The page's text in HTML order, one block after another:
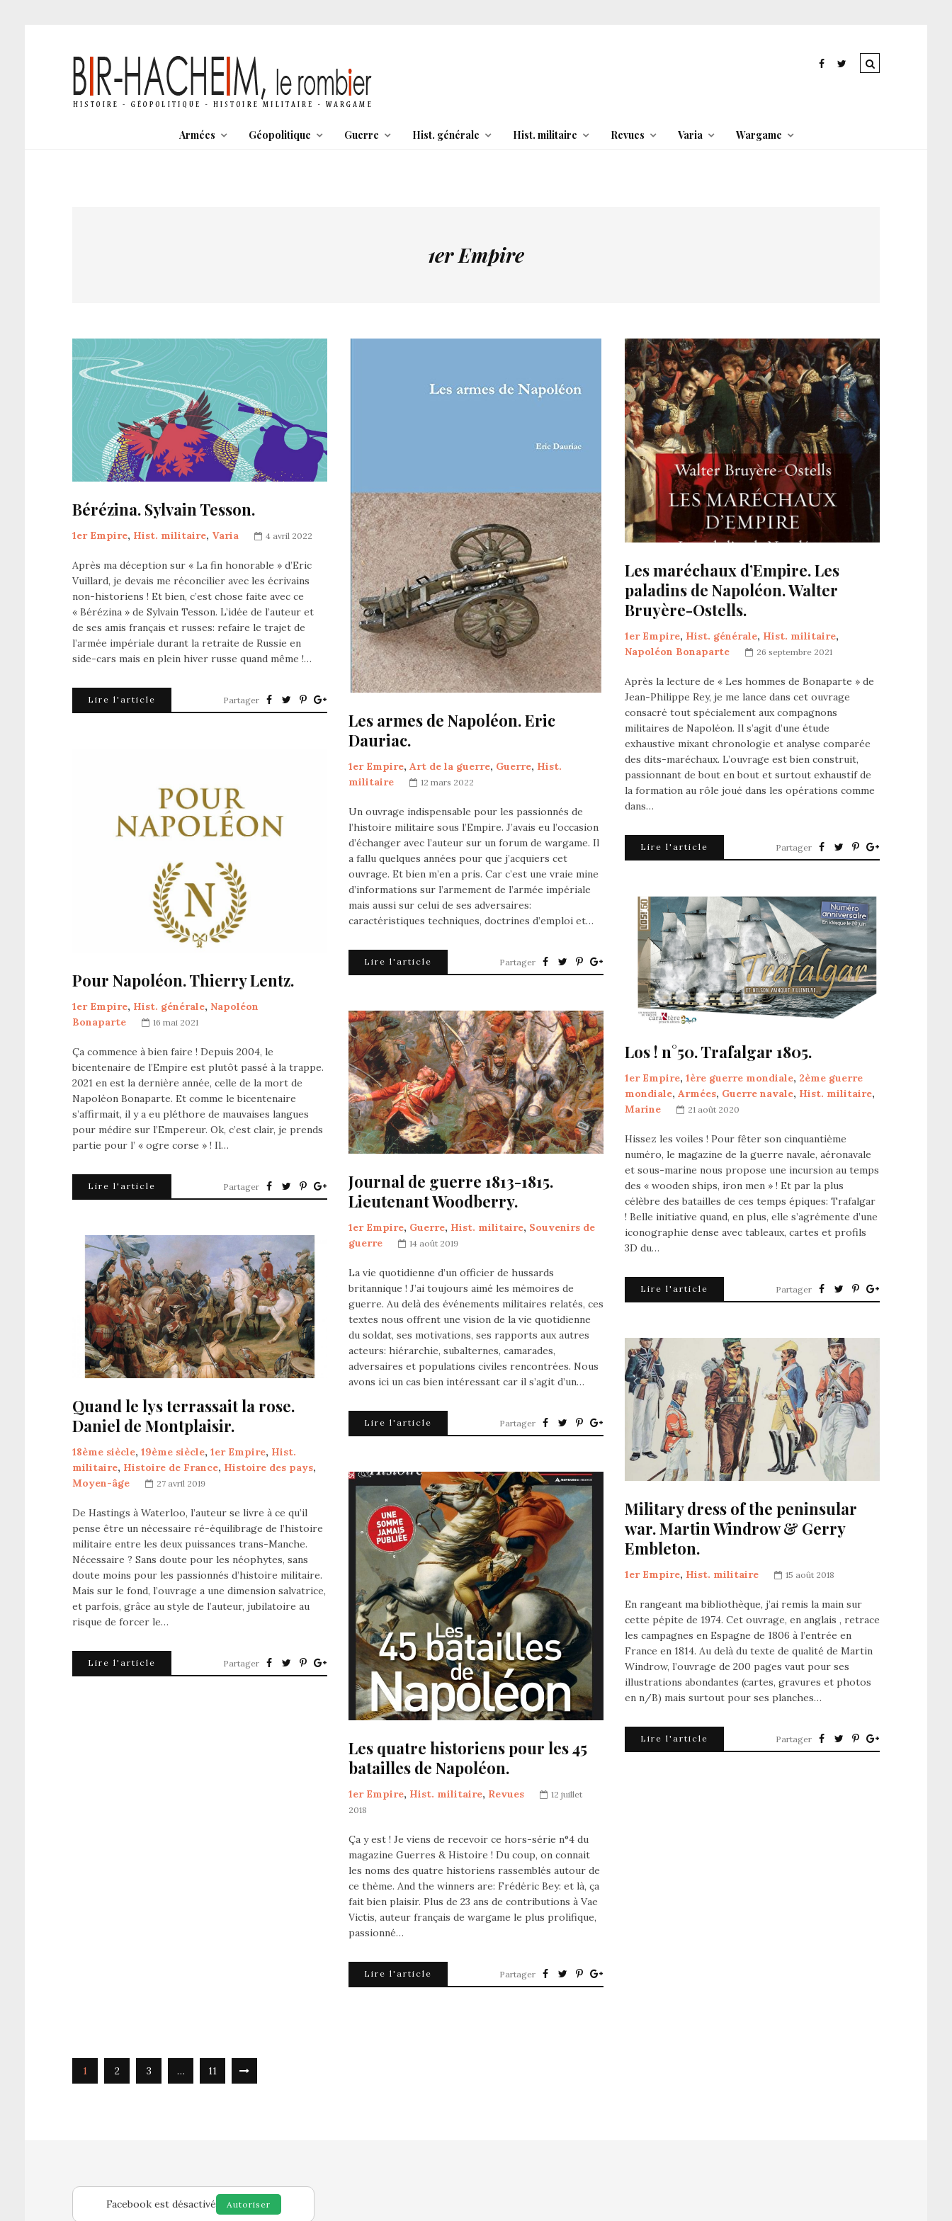
Armées Géopolitique Guerre Hist. générale Hist. militaire Revues Varia Wargame
1er Empire
Bérézina. Sylvain Tesson.
1er Empire, Hist. militaire, Varia 4 avril 2022
Après ma déception sur « La fin honorable » d’Eric
Vuillard, je devais me réconcilier avec les écrivains
non-historiens ! Et bien, c’est chose faite avec ce
« Bérézina » de Sylvain Tesson. L’idée de l’auteur et
de ses amis français et russes: refaire le trajet de
l’armée impériale durant la retraite de Russie en
side-cars mais en plein hiver russe quand même !…
Lire l'article Partager
Les armes de Napoléon. Eric
Dauriac.
1er Empire, Art de la guerre, Guerre, Hist.
militaire
12 mars 2022
Un ouvrage indispensable pour les passionnés de
l’histoire militaire sous l’Empire. J’avais eu l’occasion
d’échanger avec l’auteur sur un forum de wargame. Il
a fallu quelques années pour que j’acquiers cet
ouvrage. Et bien m’en a pris. Car c’est une vraie mine
d’informations sur l’armement de l’armée impériale
mais aussi sur celui de ses adversaires:
caractéristiques techniques, doctrines d’emploi et…
Lire l'article Partager
Les maréchaux d’Empire. Les
paladins de Napoléon. Walter
Bruyère-Ostells.
1er Empire, Hist. générale, Hist. militaire,
Napoléon Bonaparte
26 septembre 2021
Après la lecture de « Les hommes de Bonaparte » de
Jean-Philippe Rey, je me lance dans cet ouvrage
consacré tout spécialement aux compagnons
militaires de Napoléon. Il s’agit d’une étude
exhaustive mixant chronologie et analyse comparée
des dits-maréchaux. L’ouvrage est bien construit,
passionnant de bout en bout et surtout exhaustif de
la formation au rôle joué dans les opérations comme
dans…
Lire l'article Partager
Pour Napoléon. Thierry Lentz.
1er Empire, Hist. générale, Napoléon
Bonaparte
16 mai 2021
Ça commence à bien faire ! Depuis 2004, le
bicentenaire de l’Empire est plutôt passé à la trappe.
2021 en est la dernière année, celle de la mort de
Napoléon Bonaparte. Et comme le bicentenaire
s’affirmait, il y a eu pléthore de mauvaises langues
pour médire sur l’Empereur. Ok, c’est clair, je prends
partie pour l’ « ogre corse » ! Il…
Lire l'article Partager
Los ! n°50. Trafalgar 1805.
1er Empire, 1ère guerre mondiale, 2ème guerre
mondiale, Armées, Guerre navale, Hist. militaire,
Marine
21 août 2020
Hissez les voiles ! Pour fêter son cinquantième
numéro, le magazine de la guerre navale, aéronavale
et sous-marine nous propose une incursion au temps
des « wooden ships, iron men » ! Et par la plus
célèbre des batailles de ces temps épiques: Trafalgar
! Belle initiative quand, en plus, elle s’agrémente d’une
iconographie dense avec tableaux, cartes et profils
3D du…
Lire l'article Partager
Journal de guerre 1813-1815.
Lieutenant Woodberry.
1er Empire, Guerre, Hist. militaire, Souvenirs de
guerre
14 août 2019
La vie quotidienne d’un officier de hussards
britannique ! J’ai toujours aimé les mémoires de
guerre. Au delà des événements militaires relatés, ces
textes nous offrent une vision de la vie quotidienne
du soldat, ses motivations, ses rapports aux autres
acteurs: hiérarchie, subalternes, camarades,
adversaires et populations civiles rencontrées. Nous
avons ici un cas bien intéressant car il s’agit d’un…
Lire l'article Partager
Quand le lys terrassait la rose.
Daniel de Montplaisir.
18ème siècle, 19ème siècle, 1er Empire, Hist.
militaire, Histoire de France, Histoire des pays,
Moyen-âge
27 avril 2019
De Hastings à Waterloo, l’auteur se livre à ce qu’il
pense être un nécessaire ré-équilibrage de l’histoire
militaire entre les deux puissances trans-Manche.
Nécessaire ? Sans doute pour les néophytes, sans
doute moins pour les passionnés d’histoire militaire.
Mais sur le fond, l’ouvrage a une dimension salvatrice,
et parfois, grâce au style de l’auteur, jubilatoire au
risque de forcer le…
Lire l'article Partager
Military dress of the peninsular
war. Martin Windrow & Gerry
Embleton.
1er Empire, Hist. militaire 15 août 2018
En rangeant ma bibliothèque, j’ai remis la main sur
cette pépite de 1974. Cet ouvrage, en anglais , retrace
les campagnes en Espagne de 1806 à l’entrée en
France en 1814. Au delà du texte de qualité de Martin
Windrow, l’ouvrage de 200 pages vaut pour ses
illustrations abondantes (cartes, gravures et photos
en n/B) mais surtout pour ses planches…
Lire l'article Partager
Les quatre historiens pour les 45
batailles de Napoléon.
1er Empire, Hist. militaire, Revues
12 juillet
2018
Ça y est ! Je viens de recevoir ce hors-série n°4 du
magazine Guerres & Histoire ! Du coup, on connait
les noms des quatre historiens rassemblés autour de
ce thème. And the winners are: Frédéric Bey: et là, ça
fait bien plaisir. Plus de 23 ans de contributions à Vae
Victis, auteur français de wargame le plus prolifique,
passionné…
Lire l'article Partager
1 2 3 … 11
Facebook est désactivé Autoriser